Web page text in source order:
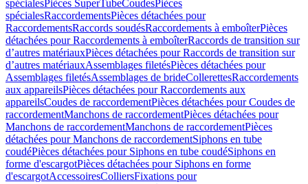
spécialesPièces SuperTubeCoudesPièces
spécialesRaccordementsPièces détachées pour
RaccordementsRaccords soudésRaccordements à emboîterPièces
détachées pour Raccordements à emboîterRaccords de transition sur
d’autres matériauxPièces détachées pour Raccords de transition sur
d’autres matériauxAssemblages filetésPièces détachées pour
Assemblages filetésAssemblages de brideCollerettesRaccordements
aux appareilsPièces détachées pour Raccordements aux
appareilsCoudes de raccordementPièces détachées pour Coudes de
raccordementManchons de raccordementPièces détachées pour
Manchons de raccordementManchons de raccordementPièces
détachées pour Manchons de raccordementSiphons en tube
coudéPièces détachées pour Siphons en tube coudéSiphons en
forme d'escargotPièces détachées pour Siphons en forme
d'escargotAccessoiresColliersFixations pour